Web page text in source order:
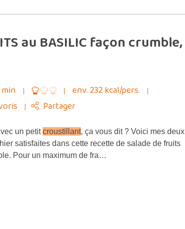
au BASILIC façon crumble,
min
env. 232 kcal/pers.
Partager
un petitcroustillant, ça vous dit ? Voici mes deux
satisfaites dans cette recette de salade de fruits
Pour un maximum de fra…